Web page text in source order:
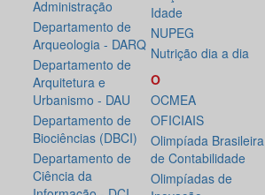
Administração
Departamento de
Arqueologia - DARQ
Departamento de
Arquitetura e
Urbanismo - DAU
Departamento de
Biociências (DBCI)
Departamento de
Ciência da
Idade
NUPEG
Nutrição dia a dia
O
OCMEA
OFICIAIS
Olimpíada Brasileira
de Contabilidade
Olimpíadas de